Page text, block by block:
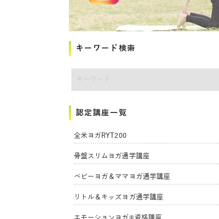
キーワード検索
認定講座一覧
全米ヨガRYT200
骨盤スリムヨガ通学講座
ベビーヨガ＆ママヨガ通学講座
リトル＆キッズヨガ通学講座